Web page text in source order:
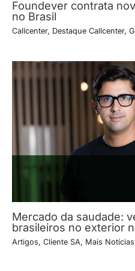
Foundever contrata
no Brasil
Callcenter, Destaque Callcenter,
Mercado da saudade:
brasileiros no exterior
Artigos, Cliente SA, Mais Notícias